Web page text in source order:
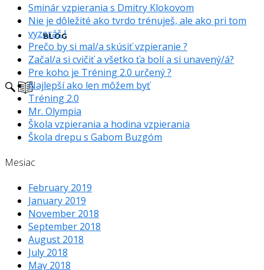
BLOG
Sminár vzpierania s Dmitry Klokovom
Nie je dôležité ako tvrdo trénuješ, ale ako pri tom
vyzeráš !
Prečo by si mal/a skúsiť vzpieranie ?
Začal/a si cvičiť a všetko ťa bolí a si unavený/á?
Pre koho je Tréning 2.0 určený ?
Najlepší ako len môžem byť
Tréning 2.0
Mr. Olympia
Škola vzpierania a hodina vzpierania
Škola drepu s Gabom Buzgóm
Mesiac
February 2019
January 2019
November 2018
September 2018
August 2018
July 2018
May 2018